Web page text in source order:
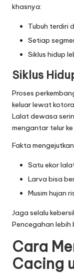
khasnya:
Tubuh terdiri
Setiap
Siklus hidup
Siklus
Proses
keluar lewat
Lalat dewasa
mengantar telur
Fakta
Satu ekor
Larva bisa
Musim hujan
Jaga selalu
Pencegahan
Cara
Cacing